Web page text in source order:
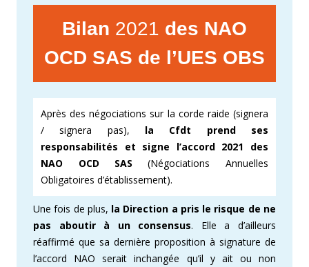
Bilan 2021 des NAO
OCD SAS de l’UES OBS
Après des négociations sur la corde raide (signera
/ signera pas), la Cfdt prend ses
responsabilités et signe l’accord 2021 des
NAO OCD SAS (Négociations Annuelles
Obligatoires d’établissement).
Une fois de plus, la Direction a pris le risque de ne
pas aboutir à un consensus. Elle a d’ailleurs
réaffirmé que sa dernière proposition à signature de
l’accord NAO serait inchangée qu’il y ait ou non